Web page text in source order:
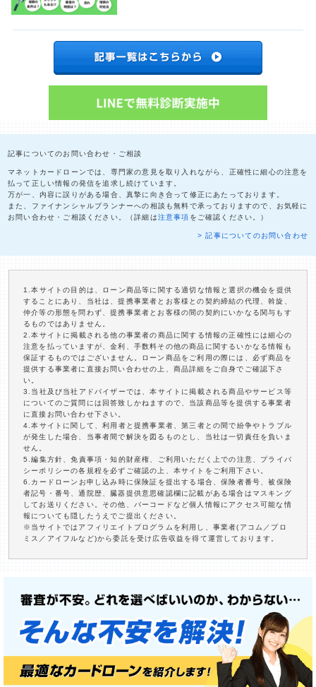
記事についてのお問い合わせ・ご相談
マネットカードローンでは、専門家の意見を取り入れながら、正確性に細心の注意を
払って正しい情報の発信を追求し続けています。
万が一、内容に誤りがある場合、真摯に向き合って修正にあたっております。
また、ファイナンシャルプランナーへの相談も無料で承っておりますので、お気軽に
お問い合わせ・ご相談ください。（詳細は注意事項 をご確認ください。）
> 記事についてのお問い合わせ
1.本サイトの目的は、ローン商品等に関する適切な情報と選択の機会を提供
することにあり、当社は、提携事業者とお客様との契約締結の代理、斡旋、
仲介等の形態を問わず、提携事業者とお客様の間の契約にいかなる関与もす
るものではありません。
2.本サイトに掲載される他の事業者の商品に関する情報の正確性には細心の
注意を払っていますが、金利、手数料その他の商品に関するいかなる情報も
保証するものではございません。ローン商品をご利用の際には、必ず商品を
提供する事業者に直接お問い合わせの上、商品詳細をご自身でご確認下さ
い。
3.当社及び当社アドバイザーでは、本サイトに掲載される商品やサービス等
についてのご質問には回答致しかねますので、当該商品等を提供する事業者
に直接お問い合わせ下さい。
4.本サイトに関して、利用者と提携事業者、第三者との間で紛争やトラブル
が発生した場合、当事者間で解決を図るものとし、当社は一切責任を負いま
せん。
5.編集方針、免責事項・知的財産権、ご利用いただく上での注意、プライバ
シーポリシーの各規程を必ずご確認の上、本サイトをご利用下さい。
6.カードローンお申し込み時に保険証を提出する場合、保険者番号、被保険
者記号・番号、通院歴、臓器提供意思確認欄に記載がある場合はマスキング
してお送りください。その他、バーコードなど個人情報にアクセス可能な情
報についても隠したうえでご提出ください。
※当サイトではアフィリエイトプログラムを利用し、事業者(アコム／プロ
ミス／アイフルなど)から委託を受け広告収益を得て運営しております。